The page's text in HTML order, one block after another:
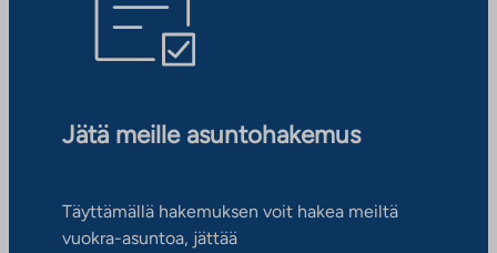
Jätä meille asuntohakemus
Täyttämällä hakemuksen voit hakea meiltä
vuokra-asuntoa, jättää